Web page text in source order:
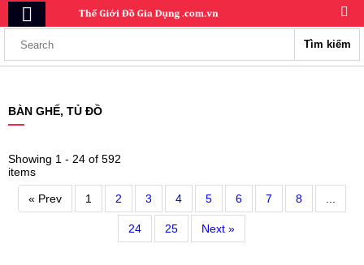
Tìm kiếm
BÀN GHẾ, TỦ ĐỒ
Showing 1 - 24 of 592
items
« Prev 1 2 3 4 5 6 7 8
24 25 Next »